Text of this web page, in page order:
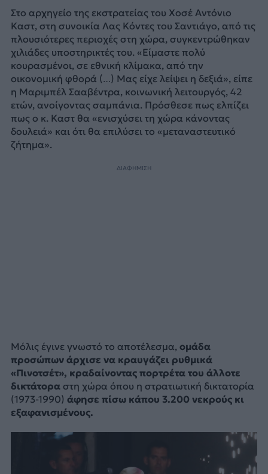
Στο αρχηγείο της εκστρατείας του Χοσέ Αντόνιο
Καστ, στη συνοικία Λας Κόντες του Σαντιάγο, από τις
πλουσιότερες περιοχές στη χώρα, συγκεντρώθηκαν
χιλιάδες υποστηρικτές του. «Είμαστε πολύ
κουρασμένοι, σε εθνική κλίμακα, από την
οικονομική φθορά (…) Μας είχε λείψει η δεξιά», είπε
η Μαριμπέλ Σααβέντρα, κοινωνική λειτουργός, 42
ετών, ανοίγοντας σαμπάνια. Πρόσθεσε πως ελπίζει
πως ο κ. Καστ θα «ενισχύσει τη χώρα κάνοντας
δουλειά» και ότι θα επιλύσει το «μεταναστευτικό
ζήτημα».
ΔΙΑΦΗΜΙΣΗ
Μόλις έγινε γνωστό το αποτέλεσμα, ομάδα
προσώπων άρχισε να κραυγάζει ρυθμικά
«Πινοτσέτ», κραδαίνοντας πορτρέτα του άλλοτε
δικτάτοραστη χώρα όπου η στρατιωτική δικτατορία
(1973-1990) άφησε πίσω κάπου 3.200 νεκρούς κι
εξαφανισμένους.